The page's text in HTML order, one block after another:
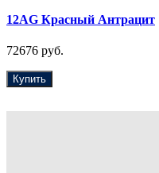
12AG Красный Антрацит
72676 руб.
Купить